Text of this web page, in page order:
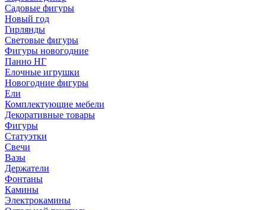
Садовые фигуры
Новый год
Гирлянды
Световые фигуры
Фигуры новогодние
Панно НГ
Елочные игрушки
Новогодние фигуры
Ели
Комплектующие мебели
Декоративные товары
Фигуры
Статуэтки
Свечи
Вазы
Держатели
Фонтаны
Камины
Электрокамины